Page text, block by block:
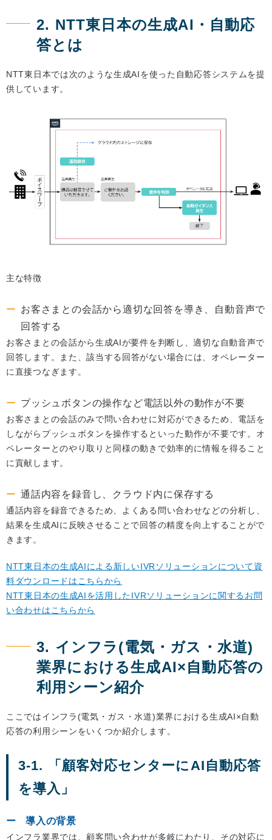
2. NTT東日本の生成AI・自動応
答とは
NTT東日本では次のような生成AIを使った自動応答システムを提
供しています。
主な特徴
お客さまとの会話から適切な回答を導き、自動音声で
回答する
お客さまとの会話から生成AIが要件を判断し、適切な自動音声で
回答します。また、該当する回答がない場合には、オペレーター
に直接つなぎます。
プッシュボタンの操作など電話以外の動作が不要
お客さまとの会話のみで問い合わせに対応ができるため、電話を
しながらプッシュボタンを操作するといった動作が不要です。オ
ペレーターとのやり取りと同様の動きで効率的に情報を得ること
に貢献します。
通話内容を録音し、クラウド内に保存する
通話内容を録音できるため、よくある問い合わせなどの分析し、
結果を生成AIに反映させることで回答の精度を向上することがで
きます。
NTT東日本の生成AIによる新しいIVRソリューションについて資
料ダウンロードはこちらから
NTT東日本の生成AIを活用したIVRソリューションに関するお問
い合わせはこちらから
3. インフラ(電気・ガス・水道)
業界における生成AI×自動応答の
利用シーン紹介
ここではインフラ(電気・ガス・水道)業界における生成AI×自動
応答の利用シーンをいくつか紹介します。
3-1. 「顧客対応センターにAI自動応答
を導入」
導入の背景
インフラ業界では、顧客問い合わせが多岐にわたり、その対応に